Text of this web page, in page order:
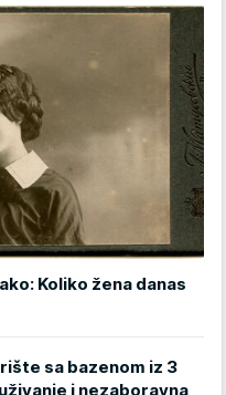
Koliko žena danas
sa bazenom iz 3
i nezaboravna